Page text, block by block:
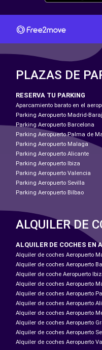
PLAZAS DE
RESERVA TU PARKING
Aparcamiento barato en el
Parking Aeropuerto Madrid-
Parking Aeropuerto Barcelona
Parking Aeropuerto Palma de
Parking Aeropuerto Malaga
Parking Aeropuerto Alicante
Parking Aeropuerto Ibiza
Parking Aeropuerto Valencia
Parking Aeropuerto Sevilla
Parking Aeropuerto Bilbao
ALQUILER DE
ALQUILER DE COCHES EN
Alquiler de coches Aeropuerto
Alquiler de coches Aeropuerto
Alquiler de coche Aeropuerto
Alquiler de coches Aeropuerto
Alquiler de coches Aeropuerto
Alquiler de coches Aeropuerto
Alquiler de coches Aeropuerto
Alquiler de coches Aeropuerto
Alquiler de coches Aeropuerto
Alquiler de coches Aeropuerto